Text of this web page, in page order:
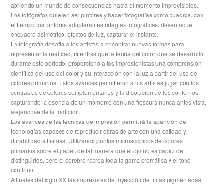
abriendo un mundo de consecuencias hasta el momento imprevisibles.
Los fotógrafos quieren ser pintores y hacer fotografías como cuadros, con
el tiempo los pintores adoptaran estrategias fotográficas: desenfoque,
encuadre asimétrico, efectos de luz, capturar el instante.
La fotografía desafió a los artistas a encontrar nuevas formas para
representar la realidad, mientras que la teoría del color, que se desarrolló
durante este periodo, proporcionó a los impresionistas una comprensión
científica del uso del color y su interacción con la luz a partir del uso de
colores primarios. Estos avances permitieron a los artistas jugar con los
contrastes de colores complementarios y la disolución de los contornos,
capturando la esencia de un momento con una frescura nunca antes vista,
alejándose de la tradición.
Los avances de las técnicas de impresión permitirá la aparición de
tecnologías capaces de reproducir obras de arte con una calidad y
durabilidad altísimas. Utilizando puntos microscópicos de colores
primarios sobre el papel, de tal manera que el ojo no es capaz de
distinguirlos, pero el cerebro recrea toda la gama cromática y el tono
continuo.
A finales del siglo XX las impresoras de inyección de tintas pigmentadas